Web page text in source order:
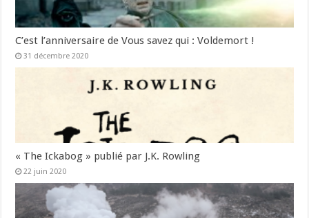
C’est l’anniversaire de Vous savez qui : Voldemort !
31 décembre 2020
« The Ickabog » publié par J.K. Rowling
22 juin 2020